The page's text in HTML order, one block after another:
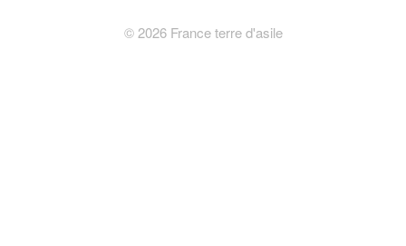
©2026France terre d'asile